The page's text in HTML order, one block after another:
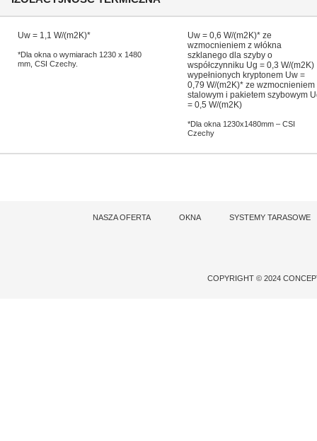
Uw = 0,6 W/(m2K)* ze
wzmocnieniem z włókna
szklanego dla szyby o
współczynniku Ug = 0,3 W/(m2K)
wypełnionych kryptonem Uw =
0,79 W/(m2K)* ze wzmocnieniem
stalowym i pakietem szybowym
= 0,5 W/(m2K)
*Dla okna 1230x1480mm – CSI
Czechy
Uw = 1,1 W/(m2K)*
*Dla okna o wymiarach 1230 x 1480
mm, CSI Czechy.
COPYRIGHT © 2024
NASZA OFERTA OKNA SYSTEMY TARASOWE